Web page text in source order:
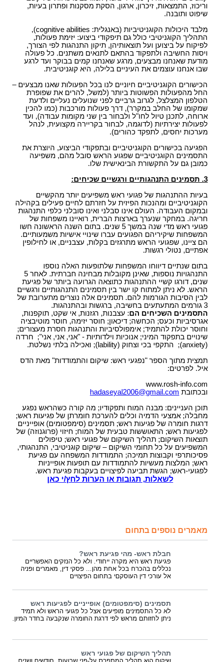
וריכוז, התמצאות, זיכרון, ארגון, הסקת מסקנות ופתרון בעיות,
שיפוט ותובנה.
מלבד היכולות הקוגניטיביות (באנגלית: cognitive abilities),
התהליך הקוגניטיבי כולל גם תיפקודי ביצוע: יזימת פעולות,
לפיקוח על ביצוען ועל תוצאותיהן, תיקון התנהגות לפי הצורך,
ויסות החשיבה ולתפקוד בהתאם לתנאים משתנים. כל פעולה
מודעת שאנחנו מבצעים, מרגע שאנחנו קמים בבוקר ועד לרגע
שבו אנחנו עוצמים את העיניים בלילה, היא קוגניטיבית.
הכישורים הקוגניטיביים חיוניים לנו בכל הפעולות שאנו מבצעים –
החל מהפעולות הפשוטות ביותר (למשל, להרים את שפופרת
הטלפון המצלצל, לגרוב גרביים לפני שנועלים נעליים ולדעת
שמקומו של החלב במקרר), דרך פעולות מורכבות (כמו להכין
ארוחה, לתכנן טיול לחו"ל ולבחור בין שני מקומות עבודה), ועד
לפעולות יצירתיות (לדוגמה, לבחור בקריירה מקצועית, לנהל
מערכות יחסים, לתפקד כהורים).
הפגיעה בכישורים הקוגניטיביים ובתפקודי הביצוע, היוצרת את
התסמינים הקוגניטיביים שפגוע הראש סובל מהם, משפיעה
כמובן גם על התקשורת הבינאישית שלו.
3. תסמינים התנהגותיים ורגשיים שכיחים:
בעיות ההתנהגות של פגועי ראש משפיעים יותר מהקשיים
הקוגניטיביים ומהנכות הפיזית על חזרתם לחיים פעילים בקהילה
ובמקום העבודה. העולם אינו סבלני ואינו סובלני כלפי התנהגות
חריגה. במחקר שנערך בארצות הברית, רואיינו משפחות של
פגועי ראש מדי שנה במשך 5 שנים. בתום השנה הראשונה חשו
המשפחות שיקיריהם הפגועים עברו שינויי אישיות משמעותיים.
הם ציינו, שפגועי הראש מתרגזים בקלות, עצבניים, או לחילופין
אפתיים, נטולי רגשות.
בתום שנתיים דיווחו המשפחות שלתופעות האלה נוספו
התנהגויות נוספות, שאינן מקובלות מבחינה חברתית. לאחר 5
שנים, דורגו קשיי ההתנהגות כתוצאה הגרועה ביותר של פגיעת
הראש. לא ניתן למתוח קו ישר בין תסמינים התנהגותיים ורגשיים
לבין הסיבות הגורמות להם. תסמינים אלה נוצרים מתערובת של
3 גורמים המתעתעים בחשיבה, ברגשות ובהתנהגות.
התסמינים השכיחים הם: עצבנות, רגזנות, אי שקט, תוקפנות,
אגרסיביות וכעס; הכחשה; דיכאון; חוסר יזימה, חוסר מוטיבציה
וחוסר יכולת להתמיד; אימפולסיביות והתנהגות חסרת מעצורים;
שינויים בתפקוד המיני; אנוכיות וילדותיות - "אני, אני, אני"; חרדה
(anxiety); התקפי בכי וצחוק (lability); ואכילה בלתי נשלטת.
תמצית מתוך הספר "נפגעי ראש: שיקום והתמודדות" מאת הדס
איל. לפרטים:
www.rosh-info.com
ובכתובת hadaseyal2006@gmail.com
תוכן העניינים: מבנה המוח ותפקודיו; מה קורה כשהראש נפגע
מחבלה; אמצעי הדמיה וכלים להערכת חומרתן של פגיעות ראש;
דרגות חומרה של פגיעות ראש; תסמינים (סימפטומים) אופייניים
לפגיעות ראש; התאוששות טבעית של המוח; חיזוי (פרוגנוזה) של
תוצאות השיקום; תהליך השיקום של פגועי ראש; טיפולים
המשפיעים על כל תחומי השיקום – שיקום קוגניטיבי, התנהגותי,
פסיכותרפי וקבוצות תמיכה; התמודדות המשפחה עם פגיעת
ראש; המלצות מעשיות להתמודדות עם תופעות אופייניות
לפגועי-ראש; הגשת תביעה לפיצויים בעקבות פגיעת ראש.
לשאלות, תגובות או הערות לחץ/י כאן
מאמרים נוספים בתחום
חבלת ראש- מהי פגיעת ראש?
פגיעת ראש היא מקרה ייחודי. ולא כל הנזקים האפשריים
נכללים בהכרח בכל אחת מהן... פסקי דין, מאמרים ופניה
אל עורכי דין העוסקםי בתחום הפיצויים
תסמינים (סימפטומים) אופייניים לפגיעות ראש
לא כל התסמינים מופיעים אצל כל פגועי הראש ולא תמיד
ניתן לחזותם מראש לפי דרגת החומרה שנקבעה בחדר המיון.
תהליך השיקום של פגועי ראש